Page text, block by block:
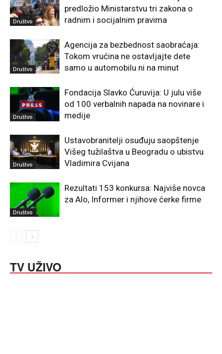
Društvo
predložio Ministarstvu tri zakona o
radnim i socijalnim pravima
Društvo
Agencija za bezbednost saobraćaja:
Tokom vrućina ne ostavljajte dete
samo u automobilu ni na minut
Društvo
Fondacija Slavko Ćuruvija: U julu više
od 100 verbalnih napada na novinare i
medije
Društvo
Ustavobranitelji osuđuju saopštenje
Višeg tužilaštva u Beogradu o ubistvu
Vladimira Cvijana
Društvo
Rezultati 153 konkursa: Najviše novca
za Alo, Informer i njihove ćerke firme
TV UŽIVO